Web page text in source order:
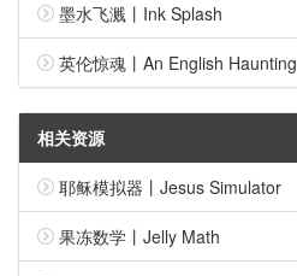
墨水飞溅丨Ink Splash
英伦惊魂丨An English Haunting
相关资源
耶稣模拟器丨Jesus Simulator
果冻数学丨Jelly Math